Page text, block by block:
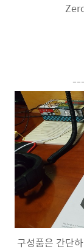
구성품은 간단